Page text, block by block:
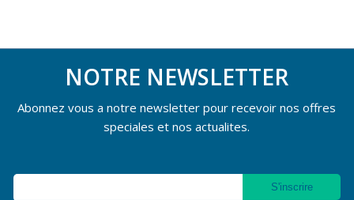
NOTRE NEWSLETTER
Abonnez vous a notre newsletter pour recevoir nos offres
speciales et nos actualites.